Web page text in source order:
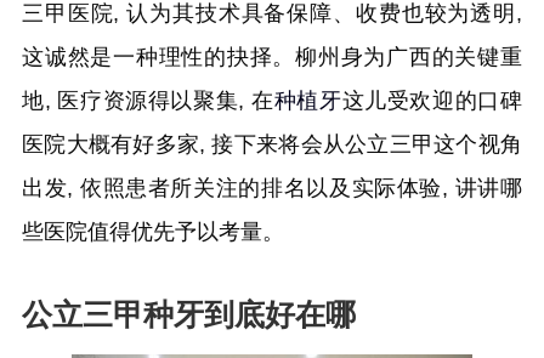
三甲医院, 认为其技术具备保障、收费也较为透明,
这诚然是一种理性的抉择。柳州身为广西的关键重
地, 医疗资源得以聚集, 在种植牙这儿受欢迎的口碑
医院大概有好多家, 接下来将会从公立三甲这个视角
出发, 依照患者所关注的排名以及实际体验, 讲讲哪
些医院值得优先予以考量。
公立三甲种牙到底好在哪